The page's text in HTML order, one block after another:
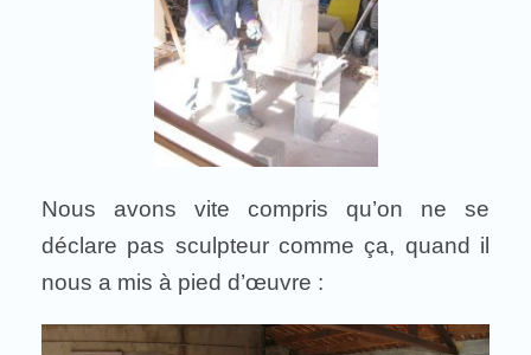
Nous avons vite compris qu’on ne se
déclare pas sculpteur comme ça, quand il
nous a mis à pied d’œuvre :